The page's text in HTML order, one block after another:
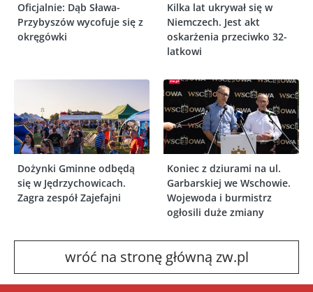
Oficjalnie: Dąb Sława-
Przybyszów wycofuje się z
okręgówki
Kilka lat ukrywał się w
Niemczech. Jest akt
oskarżenia przeciwko 32-
latkowi
Dożynki Gminne odbędą
się w Jędrzychowicach.
Zagra zespół Zajefajni
Koniec z dziurami na ul.
Garbarskiej we Wschowie.
Wojewoda i burmistrz
ogłosili duże zmiany
wróć na stronę główną zw.pl